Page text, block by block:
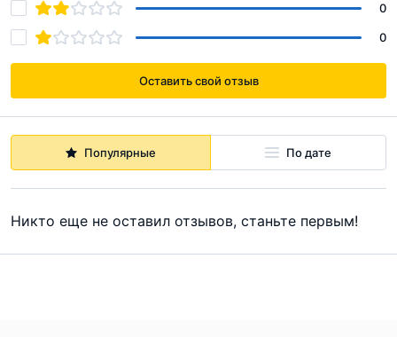
Оставить свой отзыв
Популярные По дате
Никто еще не оставил отзывов, станьте первым!
0
0